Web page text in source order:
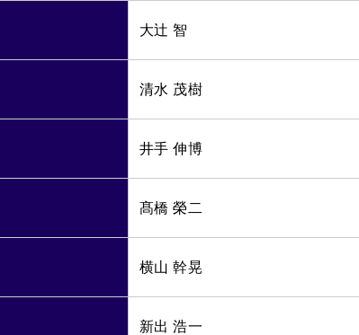
大辻 智
清水 茂樹
井手 伸博
髙橋 榮二
横山 幹晃
新出 浩一